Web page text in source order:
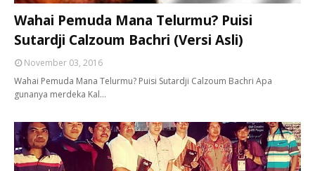
Wahai Pemuda Mana Telurmu? Puisi
Sutardji Calzoum Bachri (Versi Asli)
November 03, 2016
Wahai Pemuda Mana Telurmu? Puisi Sutardji Calzoum Bachri Apa
gunanya merdeka Kal…